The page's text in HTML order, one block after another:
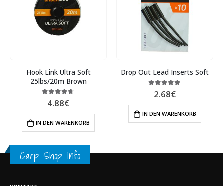
Hook Link Ultra Soft
25lbs/20m Brown
4.60 out of 5
4.88€
IN DEN WARENKORB
Drop Out Lead Inserts Soft
5.00 out of 5
2.68€
IN DEN WARENKORB
Carp Shop Info